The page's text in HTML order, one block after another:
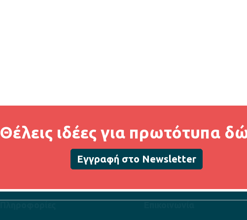
Θέλεις ιδέες για πρωτότυπα
Εγγραφή στο Newsletter